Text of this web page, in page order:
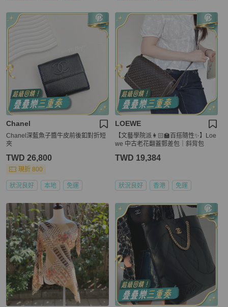
Chanel
Chanel深藍魚子醬牛皮前後釦對折短
夾
TWD 26,800
現折 800
狀況良好 本地 免運
LOEWE
【文藝學院派👩🏻‍🏫百搭隨性✨】Loe
we 中古老花翻蓋郵差包｜斜背包
TWD 19,384
狀況良好 香港 免運